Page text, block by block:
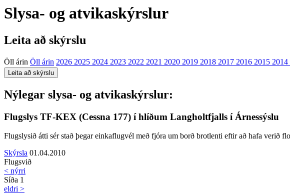
Slysa- og atvikaskýrslur
Leita að skýrslu
Öll árin Öll árin 2026 2025 2024 2023 2022 2021 2020 2019 2018 2017 2016 2015 2014
Nýlegar slysa- og atvikaskýrslur:
Flugslys TF-KEX (Cessna 177) í hlíðum Langholtfjalls í Árnessýslu
Flugslysið átti sér stað þegar einkaflugvél með fjóra um borð brotlenti eftir að hafa verið
Skýrsla 01.04.2010
Flugsvið
< nýrri
Síða 1
eldri >